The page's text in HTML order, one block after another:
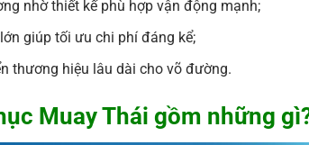
nhờ thiết kế phù hợp vận động mạnh;
giúp tối ưu chi phí đáng kể;
thương hiệu lâu dài cho võ đường.
Muay Thái gồm những